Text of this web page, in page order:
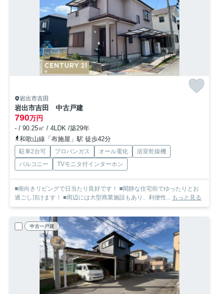
岩出市吉田
岩出市吉田 中古戸建
790万円
- / 90.25㎡ / 4LDK /築29年
和歌山線「布施屋」駅 徒歩42分
駐車2台可 プロパンガス オール電化
浴室乾燥機
バルコニー
TVモニタ付インターホン
■南向きリビングで日当たり良好です！ ■閑静な住宅街でゆったりとお
過ごし頂けます！ ■周辺には大型商業施設もあり、利便性... もっと見る
中古一戸建